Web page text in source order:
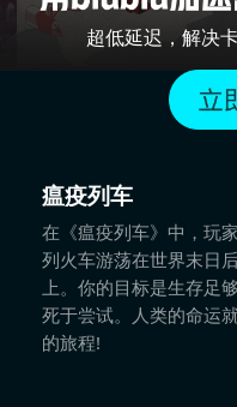
超低延迟，解决
瘟疫列车
在《瘟疫列车》中，玩
列火车游荡在世界末日
上。你的目标是生存足
死于尝试。人类的命运
的旅程!